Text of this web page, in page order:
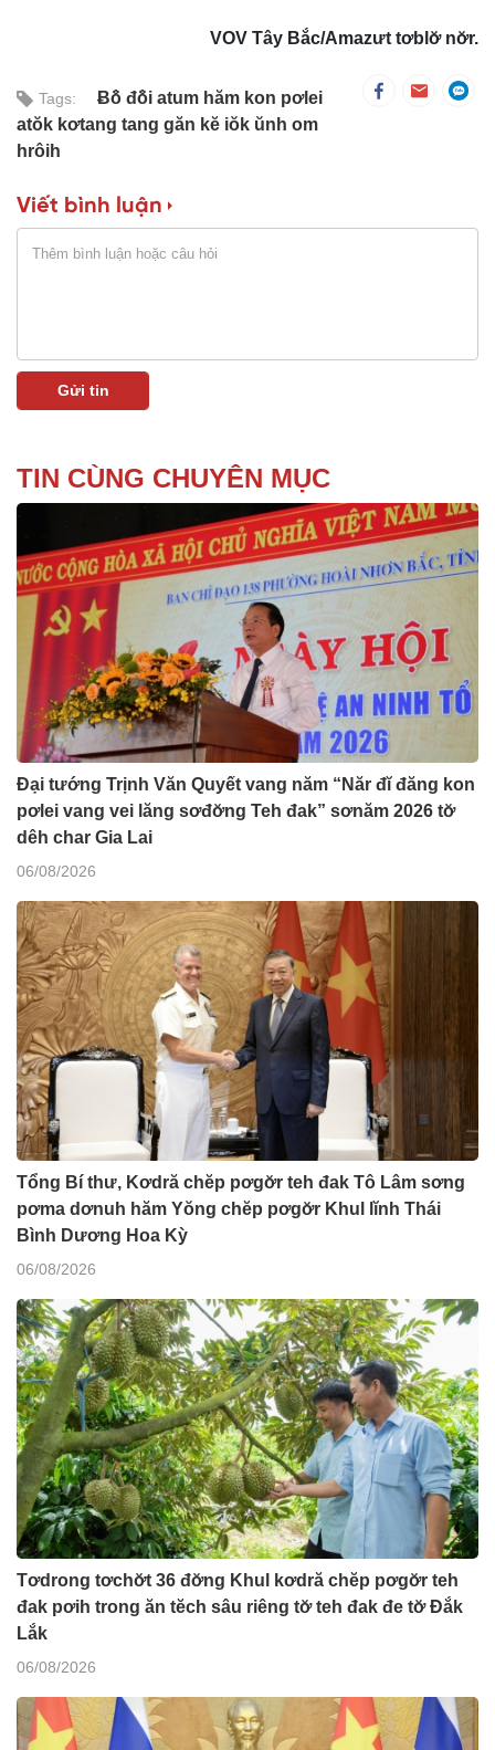
VOV Tây Bắc/Amazưt tơblơ̆ nơ̆r.
Tags:
Ƀô̆ đô̆i atum hăm kon pơlei
atŏk kơtang tang găn kĕ iŏk ŭnh om
hrôih
Viết bình luận
TIN CÙNG CHUYÊN MỤC
Đại tướng Trịnh Văn Quyết vang năm “Năr đĭ đăng kon
pơlei vang vei lăng sơđơ̆ng Teh đak” sơnăm 2026 tơ̆
dêh char Gia Lai
06/08/2026
Tổng Bí thư, Kơdră chĕp pơgơ̆r teh đak Tô Lâm sơng
pơma dơnuh hăm Yŏng chĕp pơgơ̆r Khul lĭnh Thái
Bình Dương Hoa Kỳ
06/08/2026
Tơdrong tơchơ̆t 36 đơ̆ng Khul kơdră chĕp pơgơ̆r teh
đak pơih trong ăn tĕch sâu riêng tơ̆ teh đak đe tơ̆ Đắk
Lắk
06/08/2026